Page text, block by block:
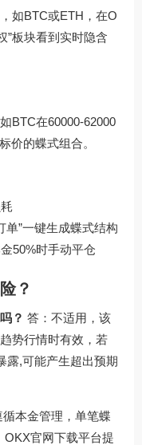
如BTC或ETH，在O
”板块看到实时隐含
BTC在60000-62000
价的蝶式组合。
单”一键生成蝶式结构
50%时手动平仓
？
？ 答：不适用，该
势行情时有效，若
露,可能产生超出预期
本金管理，单笔蝶
OKX官网下载平台提